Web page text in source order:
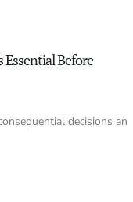
Essential Before
decisions an